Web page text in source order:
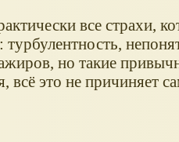
все страхи,
турбулентность,
но такие
всё это не причиняет